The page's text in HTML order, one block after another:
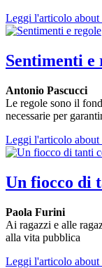
Leggi l'articolo
Sentimenti e
Antonio Pascucci
Le regole sono il
necessarie per
Leggi l'articolo about
Un fiocco di
Paola Furini
Ai ragazzi e alle
alla vita pubblica
Leggi l'articolo